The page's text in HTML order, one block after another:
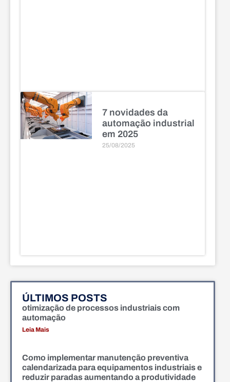
7 novidades da
automação industrial
em 2025
25/08/2025
ÚLTIMOS POSTS
otimização de processos industriais com
automação
Leia Mais
Como implementar manutenção preventiva
calendarizada para equipamentos industriais e
reduzir paradas aumentando a produtividade